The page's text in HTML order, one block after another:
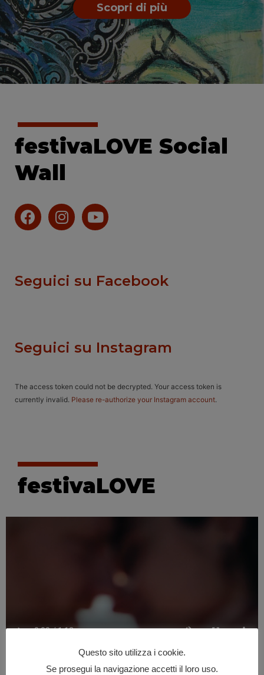
Scopri di più
festivaLOVE Social
Wall
Seguici su Facebook
Seguici su Instagram
The access token could not be decrypted. Your access token is
currently invalid. Please re-authorize your Instagram account.
festivaLOVE
Questo sito utilizza i cookie.
Se prosegui la navigazione accetti il loro uso.